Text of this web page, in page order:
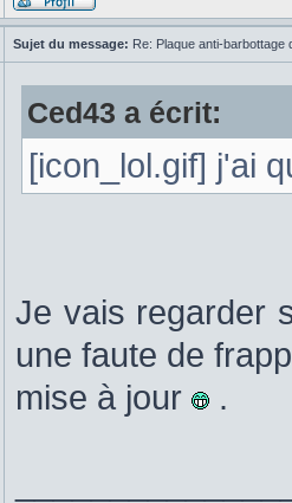
Sujet du message: Re: Plaque anti-
Ced43 a écrit:
[icon_lol.gif] j'ai
Je vais regarder
une faute de
mise à jour
.